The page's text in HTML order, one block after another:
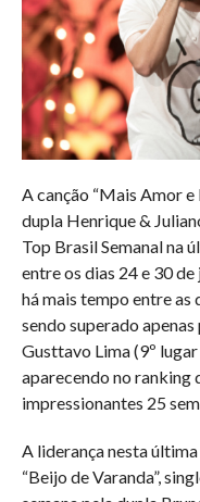
A canção “Mais Amor e
dupla Henrique &
Top Brasil Semanal na
entre os dias 24 e 30
há mais tempo entre as
sendo superado apenas
Gusttavo Lima (9º
aparecendo no ranking
impressionantes 25
A liderança nesta
“Beijo de Varanda”,